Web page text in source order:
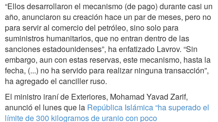
“Ellos desarrollaron el mecanismo (de pago) durante casi un
año, anunciaron su creación hace un par de meses, pero no
para servir al comercio del petróleo, sino solo para
suministros humanitarios, que no entran dentro de las
sanciones estadounidenses”, ha enfatizado Lavrov. “Sin
embargo, aun con estas reservas, este mecanismo, hasta la
fecha, (...) no ha servido para realizar ninguna transacción”,
ha agregado el canciller ruso.
El ministro iraní de Exteriores, Mohamad Yavad Zarif,
anunció el lunes que la República Islámica “ha superado el
límite de 300 kilogramos de uranio con poco